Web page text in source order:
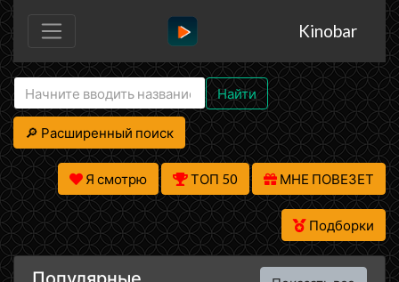
Kinobar
Найти
🔎 Расширенный поиск
Я смотрю ТОП 50 МНЕ ПОВЕЗЕТ
Подборки
Популярные